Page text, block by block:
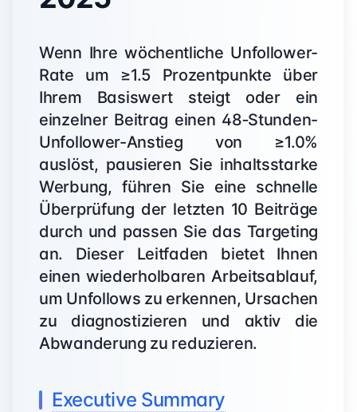
Wenn Ihre wöchentliche Unfollower-
Rate um ≥1.5 Prozentpunkte über
Ihrem Basiswert steigt oder ein
einzelner Beitrag einen 48‑Stunden-
Unfollower-Anstieg von ≥1.0%
auslöst, pausieren Sie inhaltsstarke
Werbung, führen Sie eine schnelle
Überprüfung der letzten 10 Beiträge
durch und passen Sie das Targeting
an. Dieser Leitfaden bietet Ihnen
einen wiederholbaren Arbeitsablauf,
um Unfollows zu erkennen, Ursachen
zu diagnostizieren und aktiv die
Abwanderung zu reduzieren.
Executive Summary